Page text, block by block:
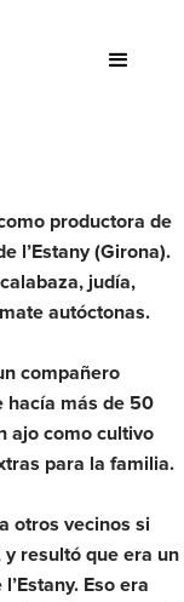
productora de
l’Estany (Girona).
judía,
autóctonas.
compañero
hacía más de 50
ajo como cultivo
para la familia.
otros vecinos si
resultó que era un
Eso era